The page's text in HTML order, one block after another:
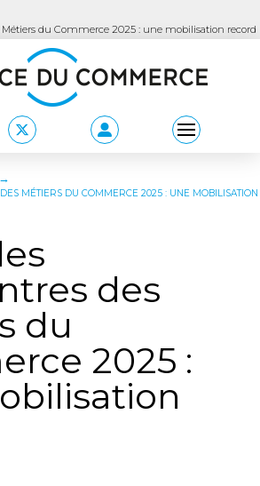
Métiers du Commerce 2025 : une mobilisation record
→
MÉTIERS DU COMMERCE 2025 : UNE
des
du
2025 :